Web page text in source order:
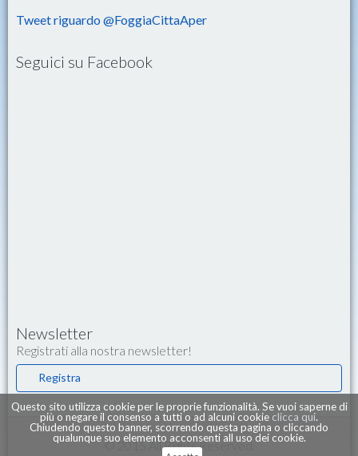
Questo sito utilizza cookie per le proprie funzionalità. Se vuoi saperne di
più o negare il consenso a tutti o ad alcuni cookie clicca qui.
Chiudendo questo banner, scorrendo questa pagina o cliccando
qualunque suo elemento acconsenti all uso dei cookie.
Tweet riguardo @FoggiaCittaAper
Seguici su Facebook
Newsletter
Registrati alla nostra newsletter!
Registra
© 2015 All Rights Reserved.